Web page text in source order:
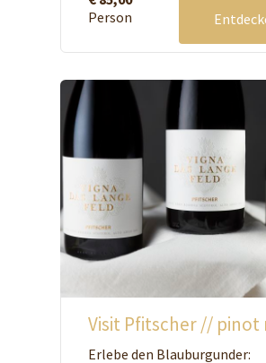
Person
Visit Pfitscher // pinot
Erlebe den Blauburgunder: